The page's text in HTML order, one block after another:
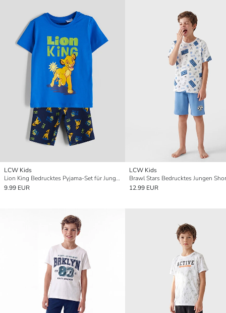
LCW Kids
Lion King Bedrucktes Pyjama-Set für Jungen
9.99 EUR
LCW Kids
12.99 EUR